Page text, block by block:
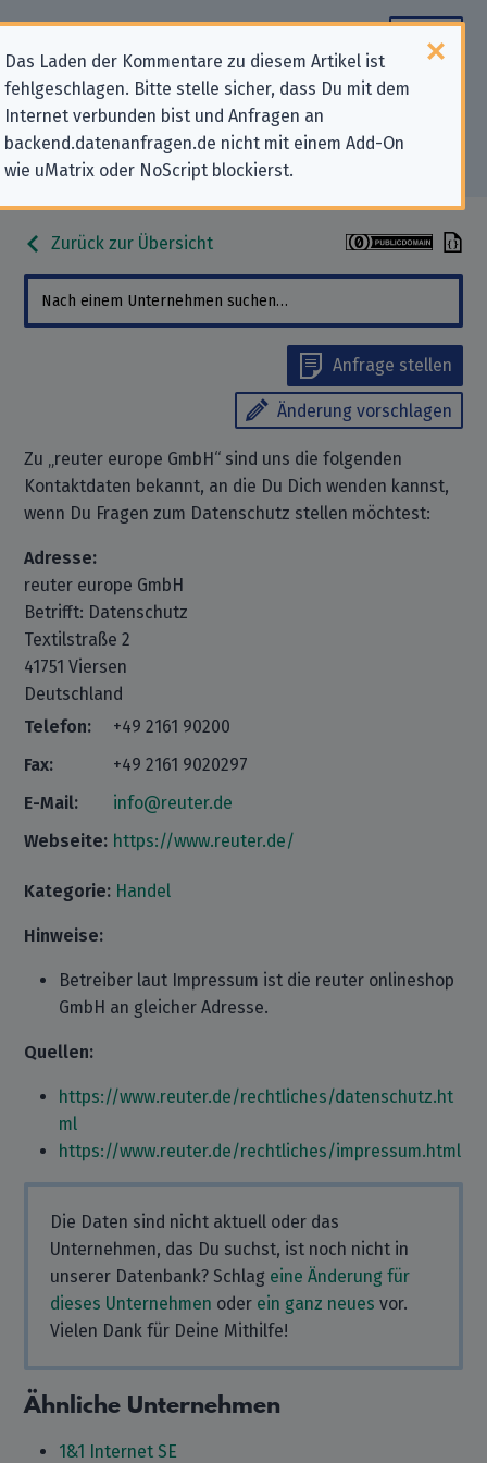
Das Laden der Kommentare zu diesem Artikel ist
fehlgeschlagen. Bitte stelle sicher, dass Du mit dem
Internet verbunden bist und Anfragen an
backend.datenanfragen.de nicht mit einem Add-On
wie uMatrix oder NoScript blockierst.
Datenschutz-Kontaktdaten für
„reuter europe GmbH“
Zurück zur Übersicht
Anfrage stellen
Änderung vorschlagen
Zu „reuter europe GmbH“ sind uns die folgenden
Kontaktdaten bekannt, an die Du Dich wenden kannst,
wenn Du Fragen zum Datenschutz stellen möchtest:
Adresse:
reuter europe GmbH
Betrifft: Datenschutz
Textilstraße 2
41751 Viersen
Deutschland
Telefon:
+49 2161 90200
Fax:
+49 2161 9020297
E-Mail:
info@reuter.de
Webseite: https://www.reuter.de/
Kategorie: Handel
Hinweise:
Betreiber laut Impressum ist die reuter onlineshop
GmbH an gleicher Adresse.
Quellen:
https://www.reuter.de/rechtliches/datenschutz.ht
ml
https://www.reuter.de/rechtliches/impressum.html
Die Daten sind nicht aktuell oder das
Unternehmen, das Du suchst, ist noch nicht in
unserer Datenbank? Schlag eine Änderung für
dieses Unternehmen oder ein ganz neues vor.
Vielen Dank für Deine Mithilfe!
Ähnliche Unternehmen
1&1 Internet SE